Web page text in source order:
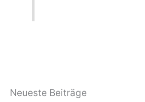
Neueste Beiträge